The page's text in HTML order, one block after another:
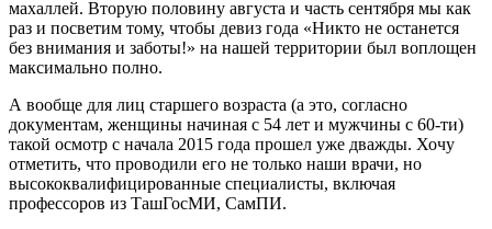
махаллей. Вторую половину августа и часть сентября мы как
раз и посветим тому, чтобы девиз года «Никто не останется
без внимания и заботы!» на нашей территории был воплощен
максимально полно.
А вообще для лиц старшего возраста (а это, согласно
документам, женщины начиная с 54 лет и мужчины с 60-ти)
такой осмотр с начала 2015 года прошел уже дважды. Хочу
отметить, что проводили его не только наши врачи, но
высококвалифицированные специалисты, включая
профессоров из ТашГосМИ, СамПИ.